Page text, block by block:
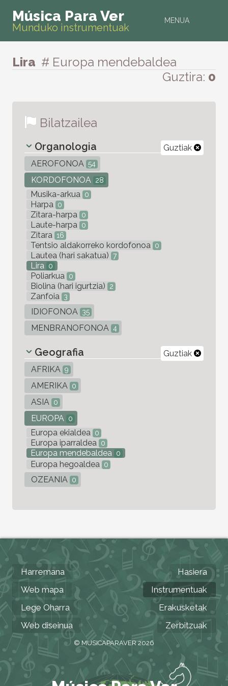
MENUA
Música Para Ver
Munduko instrumentuak
Lira # Europa mendebaldea
Guztira: 0
Bilatzailea
Guztiak
Organologia
AEROFONOA 54
KORDOFONOA 28
Musika-arkua 0
Harpa 0
Zitara-harpa 0
Laute-harpa 0
Zitara 16
Tentsio aldakorreko kordofonoa 0
Lautea (hari sakatua) 7
Lira 0
Poliarkua 0
Biolina (hari igurtzia) 2
Zanfoia 3
IDIOFONOA 35
MENBRANOFONOA 4
Guztiak
Geografia
AFRIKA 9
AMERIKA 0
ASIA 0
EUROPA 0
Europa ekialdea 0
Europa iparraldea 0
Europa mendebaldea 0
Europa hegoaldea 0
OZEANIA 0
Harremana
Web mapa
Lege Oharra
Web diseinua
Hasiera
Instrumentuak
Erakusketak
Zerbitzuak
© MUSICAPARAVER 2026